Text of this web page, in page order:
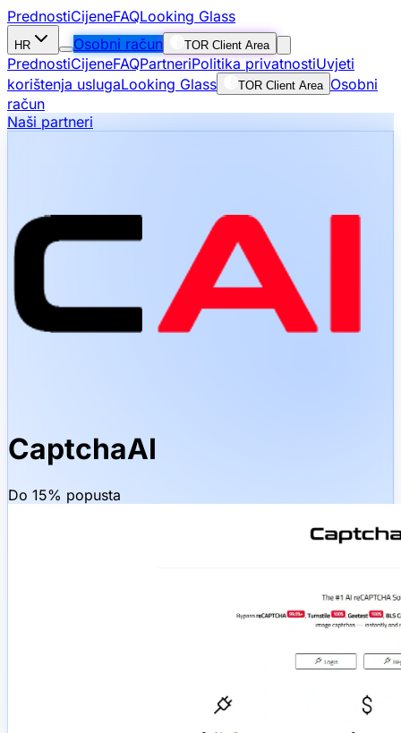
PrednostiCijeneFAQLooking Glass
HR Osobni račun TOR Client Area
PrednostiCijeneFAQPartneriPolitika privatnostiUvjeti
korištenja uslugaLooking Glass TOR Client Area Osobni
račun
Naši partneri
CaptchaAI
Do 15% popusta